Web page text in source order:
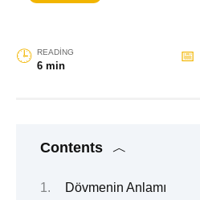
READING
6 min
Contents
Dövmenin Anlamı